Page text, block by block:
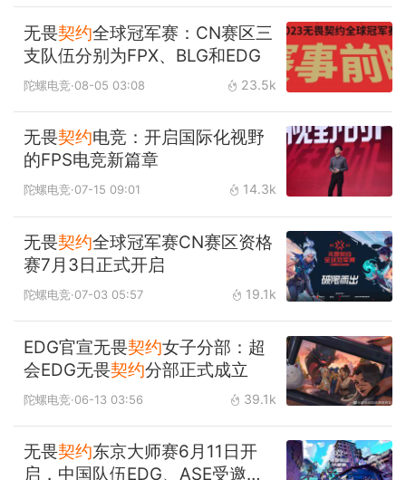
无畏契约全球冠军赛：CN赛区三
支队伍分别为FPX、BLG和EDG
陀螺电竞·08-05 03:08 23.5k
无畏契约电竞：开启国际化视野
的FPS电竞新篇章
陀螺电竞·07-15 09:01 14.3k
无畏契约全球冠军赛CN赛区资格
赛7月3日正式开启
陀螺电竞·07-03 05:57 19.1k
EDG官宣无畏契约女子分部：超
会EDG无畏契约分部正式成立
陀螺电竞·06-13 03:56 39.1k
无畏契约东京大师赛6月11日开
启，中国队伍EDG、ASE受邀参